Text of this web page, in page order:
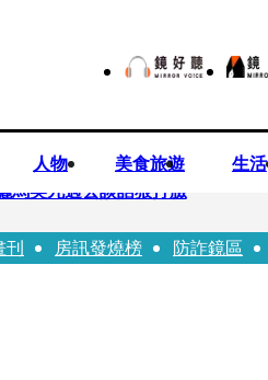
人物 美食旅遊 生活
英九過去談話狠打臉
批：轉移毒油案關注
刊 房訊發燒榜 防詐鏡區